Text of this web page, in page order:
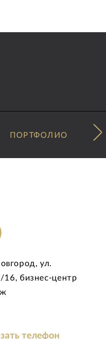
ПОРТФОЛИО
ул.
16, бизнес-центр
телефон